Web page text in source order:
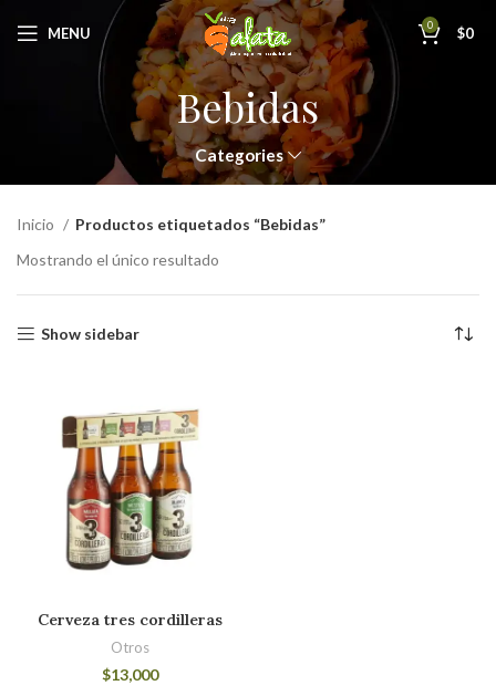
MENU 0 $0
Bebidas
Categories
Inicio
Productos etiquetados “Bebidas”
Mostrando el único resultado
Show sidebar
Cerveza tres cordilleras
Otros
$13,000